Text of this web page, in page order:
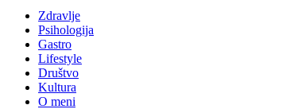
Zdravlje
Psihologija
Gastro
Lifestyle
Društvo
Kultura
O meni